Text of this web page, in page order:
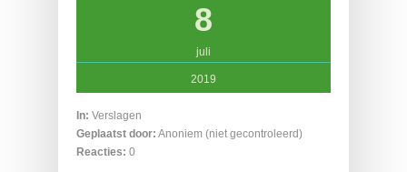
8
juli
2019
In: Verslagen
Geplaatst door: Anoniem (niet gecontroleerd)
Reacties: 0